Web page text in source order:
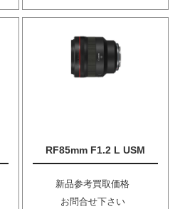
RF85mm F1.2 L USM
新品参考買取価格
お問合せ下さい